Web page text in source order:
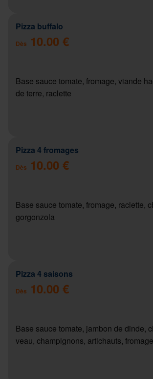
Pizza buffalo
Dès 10.00 €
Base sauce tomate, fromage, viande
de terre, raclette
Pizza 4 fromages
Dès 10.00 €
Base sauce tomate, fromage, raclette,
gorgonzola
Pizza 4 saisons
Dès 10.00 €
Base sauce tomate, jambon de dinde,
veau, champignons, artichauts, fromage